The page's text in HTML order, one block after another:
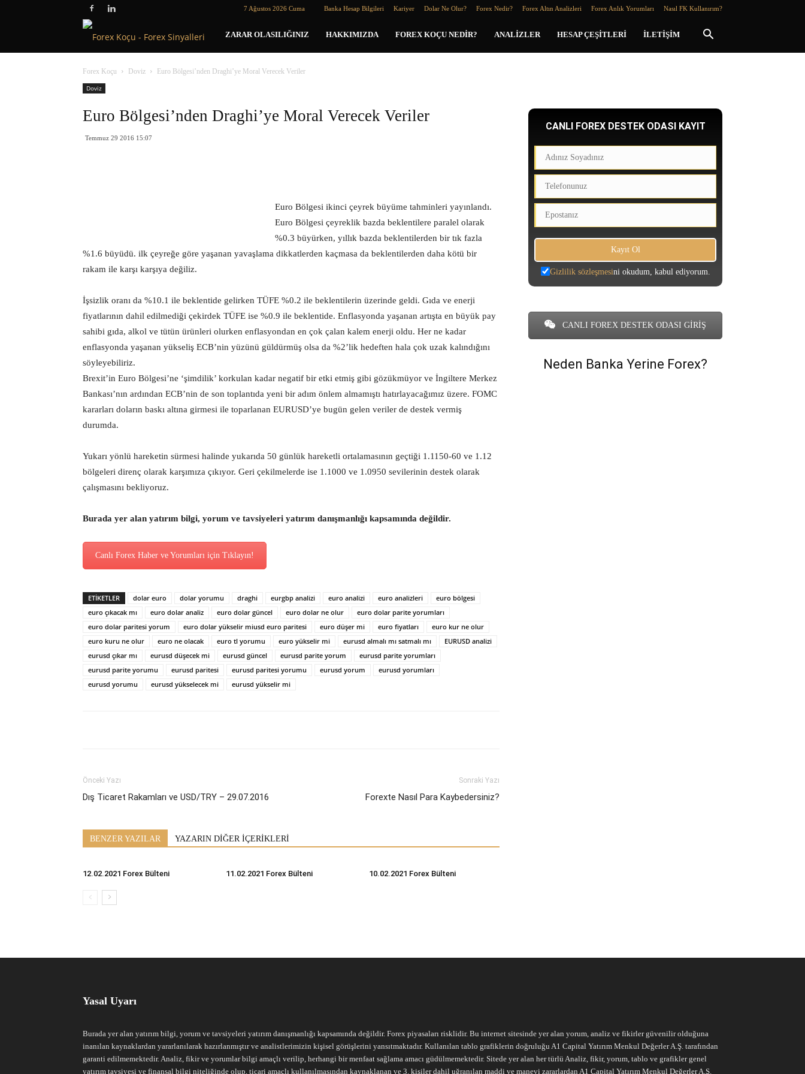
7 Ağustos 2026 Cuma Banka Hesap Bilgileri Kariyer Dolar Ne Olur? Forex Nedir? Forex Altın Analizleri Forex Anlık Yorumları Nasıl FK Kullanırım?
Forex
Koçu
ZARAR OLASILIĞINIZ HAKKIMIZDA FOREX KOÇU NEDIR? ANALIZLER HESAP ÇEŞITLERI İLETIŞIM
Forex Koçu Doviz
Euro Bölgesi’nden Draghi’ye Moral Verecek Veriler
Doviz
Euro Bölgesi’nden Draghi’ye Moral Verecek Veriler
Temmuz 29 2016 15:07
Euro Bölgesi ikinci çeyrek büyüme tahminleri yayınlandı.
Euro Bölgesi çeyreklik bazda beklentilere paralel olarak
%0.3 büyürken, yıllık bazda beklentilerden bir tık fazla
%1.6 büyüdü. ilk çeyreğe göre yaşanan yavaşlama dikkatlerden kaçmasa da beklentilerden daha kötü bir
rakam ile karşı karşıya değiliz.
İşsizlik oranı da %10.1 ile beklentide gelirken TÜFE %0.2 ile beklentilerin üzerinde geldi. Gıda ve enerji
fiyatlarının dahil edilmediği çekirdek TÜFE ise %0.9 ile beklentide. Enflasyonda yaşanan artışta en büyük pay
sahibi gıda, alkol ve tütün ürünleri olurken enflasyondan en çok çalan kalem enerji oldu. Her ne kadar
enflasyonda yaşanan yükseliş ECB’nin yüzünü güldürmüş olsa da %2’lik hedeften hala çok uzak kalındığını
söyleyebiliriz.
Brexit’in Euro Bölgesi’ne ‘şimdilik’ korkulan kadar negatif bir etki etmiş gibi gözükmüyor ve İngiltere Merkez
Bankası’nın ardından ECB’nin de son toplantıda yeni bir adım önlem almamıştı hatırlayacağımız üzere. FOMC
kararları doların baskı altına girmesi ile toparlanan EURUSD’ye bugün gelen veriler de destek vermiş
durumda.
Yukarı yönlü hareketin sürmesi halinde yukarıda 50 günlük hareketli ortalamasının geçtiği 1.1150-60 ve 1.12
bölgeleri direnç olarak karşımıza çıkıyor. Geri çekilmelerde ise 1.1000 ve 1.0950 sevilerinin destek olarak
çalışmasını bekliyoruz.
Burada yer alan yatırım bilgi, yorum ve tavsiyeleri yatırım danışmanlığı kapsamında değildir.
Canlı Forex Haber ve Yorumları için Tıklayın!
ETİKETLER dolar euro dolar yorumu draghi eurgbp analizi euro analizi euro analizleri
euro bölgesi
euro çıkacak mı
euro dolar analiz euro dolar güncel euro dolar ne olur
euro dolar parite yorumları
euro dolar paritesi yorum
euro dolar yükselir miusd euro paritesi euro düşer mi euro fiyatları
euro kur ne olur
euro kuru ne olur
euro ne olacak euro tl yorumu euro yükselir mi eurusd almalı mı satmalı mı
EURUSD analizi
eurusd çıkar mı
eurusd düşecek mi eurusd güncel eurusd parite yorum
eurusd parite yorumları
eurusd parite yorumu
eurusd paritesi eurusd paritesi yorumu eurusd yorum
eurusd yorumları
eurusd yorumu
eurusd yükselecek mi eurusd yükselir mi
Önceki Yazı
Dış Ticaret Rakamları ve USD/TRY – 29.07.2016
Sonraki Yazı
Forexte Nasıl Para Kaybedersiniz?
BENZER YAZILAR YAZARIN DİĞER İÇERİKLERİ
12.02.2021 Forex Bülteni 11.02.2021 Forex Bülteni 10.02.2021 Forex Bülteni
CANLI FOREX DESTEK ODASI KAYIT
Gizlilik sözleşmesini okudum, kabul ediyorum.
CANLI FOREX DESTEK ODASI GİRİŞ
Neden Banka Yerine Forex?
Yasal Uyarı
Burada yer alan yatırım bilgi, yorum ve tavsiyeleri yatırım danışmanlığı kapsamında değildir. Forex piyasaları risklidir. Bu internet sitesinde yer alan yorum, analiz ve fikirler güvenilir olduğuna
inanılan kaynaklardan yararlanılarak hazırlanmıştır ve analistlerimizin kişisel görüşlerini yansıtmaktadır. Kullanılan tablo grafiklerin doğruluğu A1 Capital Yatırım Menkul Değerler A.Ş. tarafından
garanti edilmemektedir. Analiz, fikir ve yorumlar bilgi amaçlı verilip, herhangi bir menfaat sağlama amacı güdülmemektedir. Sitede yer alan her türlü Analiz, fikir, yorum, tablo ve grafikler genel
yatırım tavsiyesi ve finansal bilgi niteliğinde olup, ticari amaçlı kullanılmasından kaynaklanan ve 3. kişiler dahil uğranılan maddi ve manevi zararlardan A1 Capital Yatırım Menkul Değerler A.Ş.